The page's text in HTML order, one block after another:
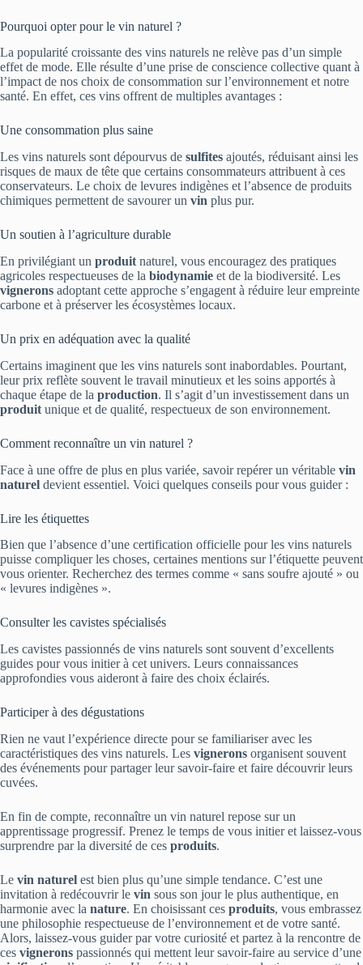
Pourquoi opter pour le vin naturel ?
La popularité croissante des vins naturels ne relève pas d’un simple
effet de mode. Elle résulte d’une prise de conscience collective quant à
l’impact de nos choix de consommation sur l’environnement et notre
santé. En effet, ces vins offrent de multiples avantages :
Une consommation plus saine
Les vins naturels sont dépourvus de sulfites ajoutés, réduisant ainsi les
risques de maux de tête que certains consommateurs attribuent à ces
conservateurs. Le choix de levures indigènes et l’absence de produits
chimiques permettent de savourer un vin plus pur.
Un soutien à l’agriculture durable
En privilégiant un produit naturel, vous encouragez des pratiques
agricoles respectueuses de la biodynamie et de la biodiversité. Les
vignerons adoptant cette approche s’engagent à réduire leur empreinte
carbone et à préserver les écosystèmes locaux.
Un prix en adéquation avec la qualité
Certains imaginent que les vins naturels sont inabordables. Pourtant,
leur prix reflète souvent le travail minutieux et les soins apportés à
chaque étape de la production. Il s’agit d’un investissement dans un
produit unique et de qualité, respectueux de son environnement.
Comment reconnaître un vin naturel ?
Face à une offre de plus en plus variée, savoir repérer un véritable vin
naturel devient essentiel. Voici quelques conseils pour vous guider :
Lire les étiquettes
Bien que l’absence d’une certification officielle pour les vins naturels
puisse compliquer les choses, certaines mentions sur l’étiquette peuvent
vous orienter. Recherchez des termes comme « sans soufre ajouté » ou
« levures indigènes ».
Consulter les cavistes spécialisés
Les cavistes passionnés de vins naturels sont souvent d’excellents
guides pour vous initier à cet univers. Leurs connaissances
approfondies vous aideront à faire des choix éclairés.
Participer à des dégustations
Rien ne vaut l’expérience directe pour se familiariser avec les
caractéristiques des vins naturels. Les vignerons organisent souvent
des événements pour partager leur savoir-faire et faire découvrir leurs
cuvées.
En fin de compte, reconnaître un vin naturel repose sur un
apprentissage progressif. Prenez le temps de vous initier et laissez-vous
surprendre par la diversité de ces produits.
Le vin naturel est bien plus qu’une simple tendance. C’est une
invitation à redécouvrir le vin sous son jour le plus authentique, en
harmonie avec la nature. En choisissant ces produits, vous embrassez
une philosophie respectueuse de l’environnement et de votre santé.
Alors, laissez-vous guider par votre curiosité et partez à la rencontre de
ces vignerons passionnés qui mettent leur savoir-faire au service d’une